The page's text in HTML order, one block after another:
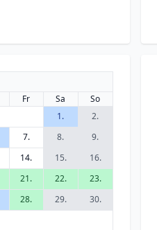
Fr Sa
So
1.
2.
7. 8.
9.
14. 15.
16.
21. 22.
23.
28. 29.
30.